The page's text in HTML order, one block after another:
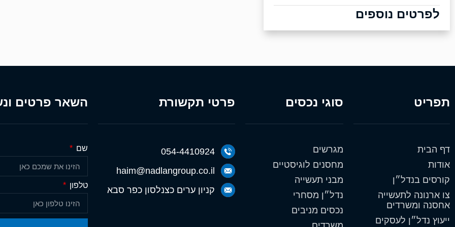
לפרטים נוספים
תפריט
דף הבית
אודות
קורסים בנדל״ן
צו ארנונה לתעשייה
אחסנה ומשרדים
ייעוץ נדל״ן לעסקים
סוגי נכסים
מגרשים
מחסנים לוגיסטיים
מבני תעשייה
נדל״ן מסחרי
נכסים מניבים
פרטי תקשורת
054-4410924
haim@nadlangroup.co.il
קניון ערים כצנלסון כפר סבא
השאר פרטים
שם
טלפון